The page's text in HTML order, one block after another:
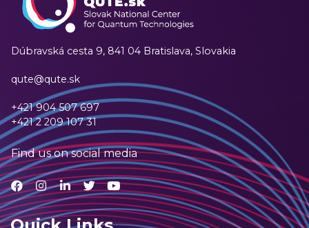
Dúbravská cesta 9, 841 04 Bratislava, Slovakia
qute@qute.sk
+421 904 507 697
+421 2 209 107 31
Find us on social media